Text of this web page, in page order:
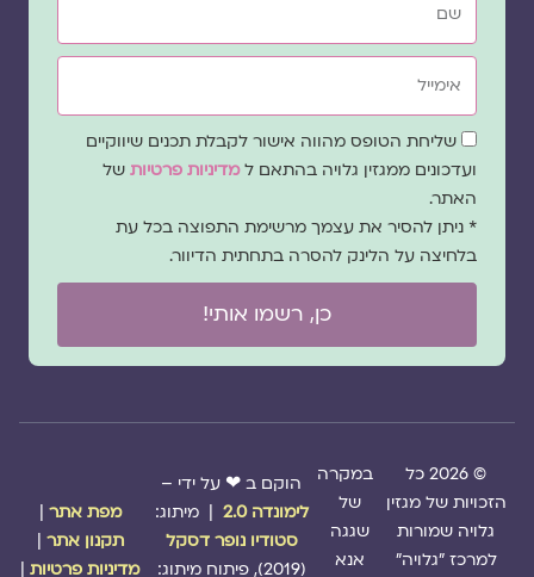
אימייל
שדה
הסכמה
שליחת הטופס מהווה אישור לקבלת תכנים שיווקיים
ועדכונים ממגזין גלויה בהתאם ל מדיניות פרטיותשל
האתר.
* ניתן להסיר את עצמך מרשימת התפוצה בכל עת
בלחיצה על הלינק להסרה בתחתית הדיוור.
כן, רשמו אותי!
© 2026 כל
הזכויות של מגזין
גלויה שמורות
למרכז "גלויה"
במקרה
של
שגגה
אנא
הוקם ב ❤ על ידי –
לימונדה 2.0
| מיתוג:
סטודיו נופר דסקל
מפת אתר|
תקנון אתר|
מדיניות פרטיות|